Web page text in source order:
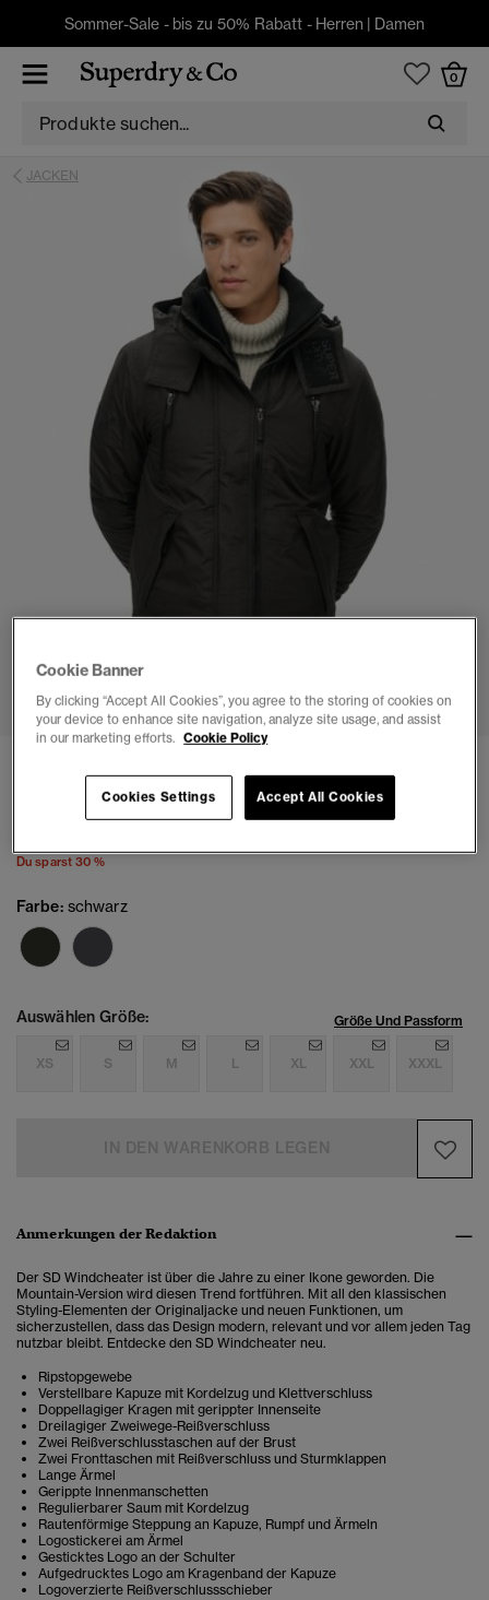
Sommer-Sale - bis zu 50% Rabatt - Herren | Damen
0
JACKEN
1 2
(40)
Du sparst 30 %
Farbe: schwarz
Auswählen Größe: Größe Und Passform
XS S M L XL XXL XXXL
Anmerkungen der Redaktion
Der SD Windcheater ist über die Jahre zu einer Ikone geworden. Die
Mountain-Version wird diesen Trend fortführen. Mit all den klassischen
Styling-Elementen der Originaljacke und neuen Funktionen, um
sicherzustellen, dass das Design modern, relevant und vor allem jeden Tag
nutzbar bleibt. Entdecke den SD Windcheater neu.
Ripstopgewebe
Verstellbare Kapuze mit Kordelzug und Klettverschluss
Doppellagiger Kragen mit gerippter Innenseite
Dreilagiger Zweiwege-Reißverschluss
Zwei Reißverschlusstaschen auf der Brust
Zwei Fronttaschen mit Reißverschluss und Sturmklappen
Lange Ärmel
Gerippte Innenmanschetten
Regulierbarer Saum mit Kordelzug
Rautenförmige Steppung an Kapuze, Rumpf und Ärmeln
Logostickerei am Ärmel
Gesticktes Logo an der Schulter
Aufgedrucktes Logo am Kragenband der Kapuze
Logoverzierte Reißverschlussschieber
Cookie Banner
By clicking “Accept All Cookies”, you agree to the storing of cookies on
your device to enhance site navigation, analyze site usage, and assist
in our marketing efforts. Cookie Policy
Accept All Cookies
Cookies Settings